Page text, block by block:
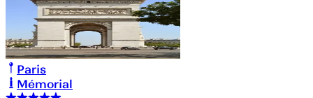
Paris
Mémorial